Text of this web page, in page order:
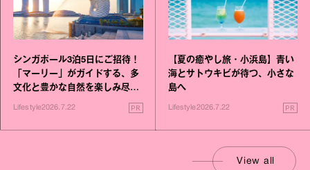
シンガポール3泊5日にご招待！
「マーリー」がガイドする、多
文化と豊かな自然を楽しみ尽く
Lifestyle2026.7.22 PR
【夏の癒やし旅・小浜島】青い
海とサトウキビが待つ、小さな
島へ
Lifestyle2026.7.22 PR
View all